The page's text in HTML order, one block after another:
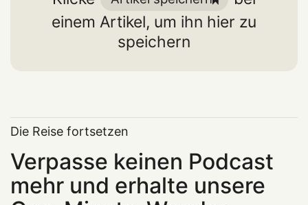
einem Artikel, um ihn hier zu
speichern
Die Reise fortsetzen
Verpasse keinen Podcast
mehr und erhalte unsere